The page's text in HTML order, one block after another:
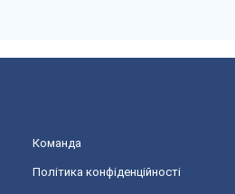
Команда
Політика конфіденційності